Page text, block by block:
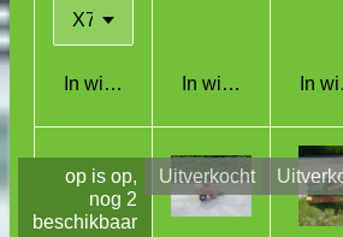
In winkelwagenIn winkelwagenIn
op is op,
nog 2
beschikbaar
Uitverkocht